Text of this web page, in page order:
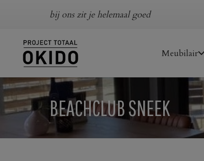
bij ons zit je helemaal goed
Meubilair
BEACHCLUB SNEEK